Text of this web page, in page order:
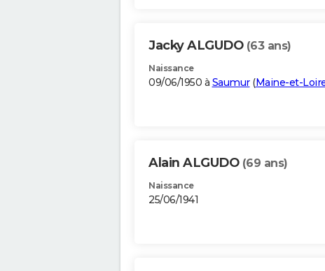
Jacky ALGUDO (63 ans)
Naissance
09/06/1950 à Saumur(Maine-et-
Alain ALGUDO (69 ans)
Naissance
25/06/1941